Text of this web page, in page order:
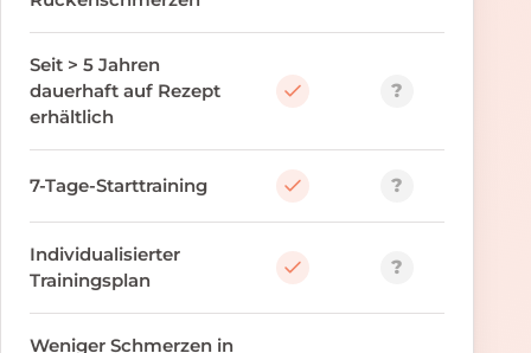
Seit > 5 Jahren
dauerhaft auf Rezept
erhältlich
?
7-Tage-Starttraining ?
Individualisierter
Trainingsplan
?
Weniger Schmerzen in